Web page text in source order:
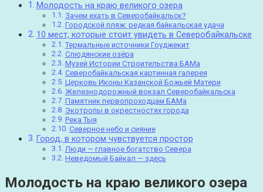
Молодость на краю великого озера
Зачем ехать в Северобайкальск?
Городской пляж: редкая байкальская удача
10 мест, которые стоит увидеть в Северобайкальске
Термальные источники Гоуджекит
Слюдянские озёра
Музей Истории Строительства БАМа
Северобайкальская картинная галерея
Церковь Иконы Казанской Божьей Матери
Железнодорожный вокзал Северобайкальска
Памятник первопроходцам БАМа
Экотропы в окрестностях города
Река Тыя
Северное небо и сияние
Город, в котором чувствуется простор
Люди — главное богатство Севера
Неведомый Байкал — здесь
Молодость на краю великого озера